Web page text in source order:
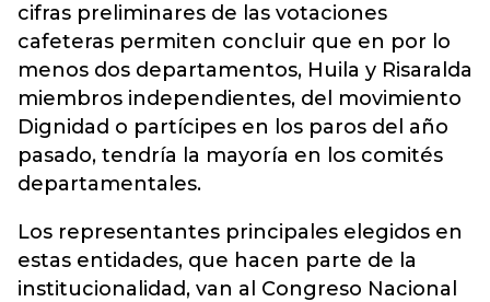
cifras preliminares de las votaciones
cafeteras permiten concluir que en por lo
menos dos departamentos, Huila y Risaralda
miembros independientes, del movimiento
Dignidad o partícipes en los paros del año
pasado, tendría la mayoría en los comités
departamentales.
Los representantes principales elegidos en
estas entidades, que hacen parte de la
institucionalidad, van al Congreso Nacional